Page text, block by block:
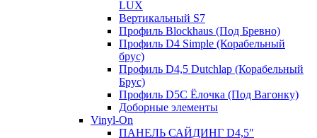
LUX
Вертикальный S7
Профиль Blockhaus (Под Бревно)
Профиль D4 Simple (Корабельный
брус)
Профиль D4,5 Dutchlap (Корабельный
Брус)
Профиль D5C Ёлочка (Под Вагонку)
Доборные элементы
Vinyl-On
ПАНЕЛЬ САЙДИНГ D4,5″